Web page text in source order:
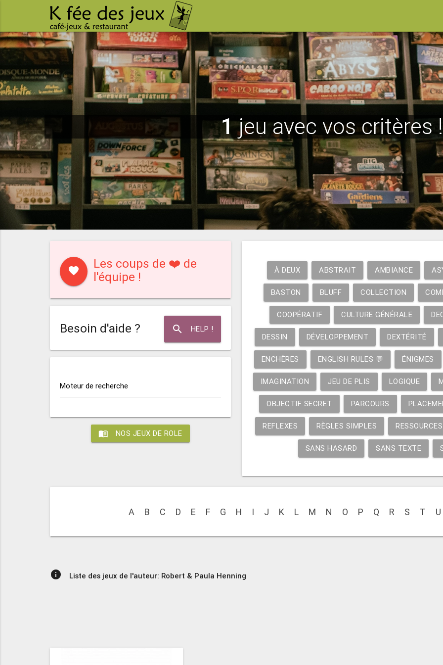
1jeu avec vos critères !
favorite
Les coups de ❤️ de
l'équipe !
search HELP !
Besoin d'aide ?
Moteur de recherche
menu_book NOS JEUX DE ROLE
À DEUX ABSTRAIT AMBIANCE
BASTON BLUFF COLLECTION
COOPÉRATIF CULTURE GÉNÉRALE
DESSIN DÉVELOPPEMENT DEXTÉRITÉ
ENCHÈRES ENGLISH RULES 💬 ÉNIGMES
IMAGINATION JEU DE PLIS LOGIQUE
OBJECTIF SECRET PARCOURS
REFLEXES RÈGLES SIMPLES RESSOURCES
SANS HASARD SANS TEXTE
A B C D E F G H I J K L M N O P Q R S T U
info Liste des jeux de l'auteur: Robert & Paula Henning